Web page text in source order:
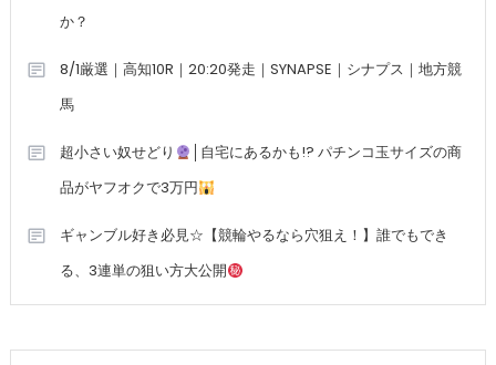
か？
8/1厳選｜高知10R｜20:20発走｜SYNAPSE｜シナプス｜地方競
馬
超小さい奴せどり
│自宅にあるかも!? パチンコ玉サイズの商
品がヤフオクで3万円
ギャンブル好き必見☆【競輪やるなら穴狙え！】誰でもでき
る、3連単の狙い方大公開